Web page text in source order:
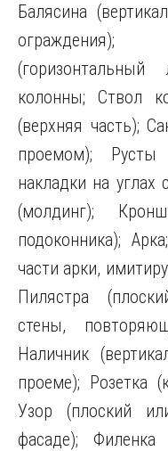
Балясина
колонны; Ствол
(верхняя часть);
проемом); Русты
накладки на углах
(молдинг);
подоконника);
части арки,
Пилястра
стены,
Наличник
проеме); Розетка
Узор (плоский
фасаде);